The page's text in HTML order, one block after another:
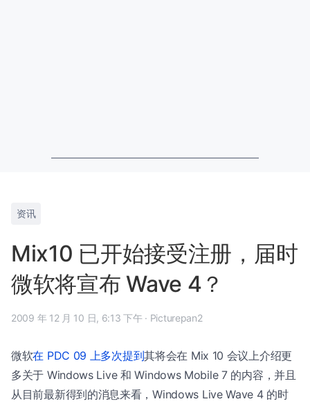
资讯
Mix10 已开始接受注册，届时
微软将宣布 Wave 4？
2009 年 12 月 10 日, 6:13 下午 · Picturepan2
微软在 PDC 09 上多次提到其将会在 Mix 10 会议上介绍更
多关于 Windows Live 和 Windows Mobile 7 的内容，并且
从目前最新得到的消息来看，Windows Live Wave 4 的时